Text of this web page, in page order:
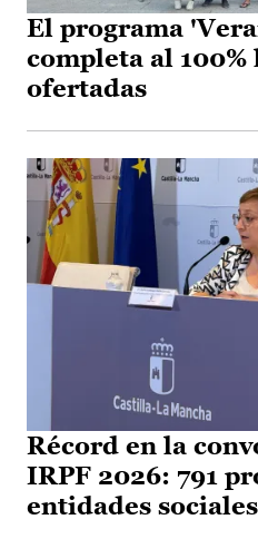
El programa
completa al 100%
ofertadas
Récord en la
IRPF 2026: 791
entidades sociales